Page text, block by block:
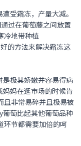
受霜冻，产量大减。
过在葡萄藤之间放置
冷地带种植
的方法来解决霜冻这
极其娇嫩并容易得病
妈在逛市场的时候肯
且非常易碎并且极易被
萄比起其他葡萄品种
环节都需要加倍的呵